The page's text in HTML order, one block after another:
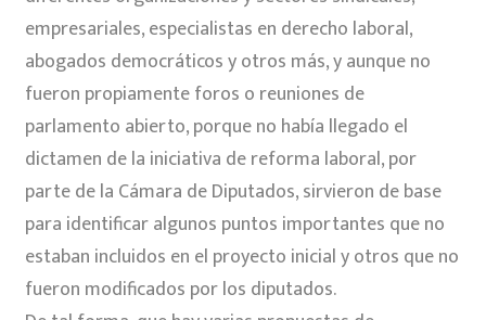
empresariales, especialistas en derecho laboral,
abogados democráticos y otros más, y aunque no
fueron propiamente foros o reuniones de
parlamento abierto, porque no había llegado el
dictamen de la iniciativa de reforma laboral, por
parte de la Cámara de Diputados, sirvieron de base
para identificar algunos puntos importantes que no
estaban incluidos en el proyecto inicial y otros que no
fueron modificados por los diputados.